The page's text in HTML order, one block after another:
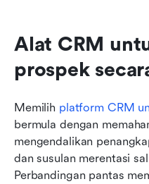
Alat CRM
prospek
Memilih platform CRM
bermula dengan
mengendalikan
dan susulan merentasi
Perbandingan pantas